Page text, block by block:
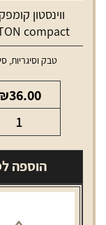
ווינסטון
compact
berry
טבק וסיגריות,
36.00
של
ווינסטון
קומפקט
ברי
הוספה